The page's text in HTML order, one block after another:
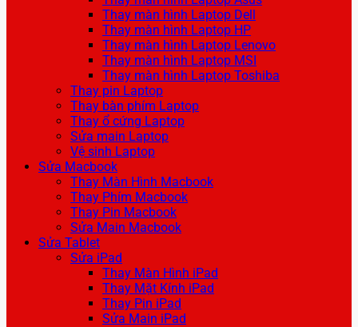
Thay màn hình Laptop Dell
Thay màn hình Laptop HP
Thay màn hình Laptop Lenovo
Thay màn hình Laptop MSI
Thay màn hình Laptop Toshiba
Thay pin Laptop
Thay bàn phím Laptop
Thay ổ cứng Laptop
Sửa main Laptop
Vệ sinh Laptop
Sửa Macbook
Thay Màn Hình Macbook
Thay Phím Macbook
Thay Pin Macbook
Sửa Main Macbook
Sửa Tablet
Sửa iPad
Thay Màn Hình iPad
Thay Mặt Kính iPad
Thay Pin iPad
Sửa Main iPad